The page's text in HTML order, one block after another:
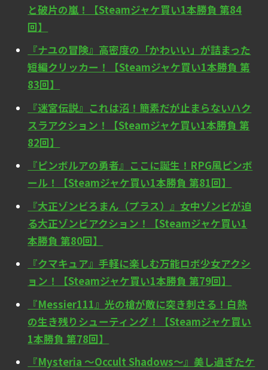
と破片の嵐！【Steamジャケ買い1本勝負 第84
回】
『ナユの冒険』高密度の「かわいい」が詰まった
短編クリッカー！【Steamジャケ買い1本勝負 第
83回】
『迷宮伝説』これは沼！簡素だが止まらないハク
スラアクション！【Steamジャケ買い1本勝負 第
82回】
『ピンボルアの勇者』ここに誕生！RPG風ピンボ
ール！【Steamジャケ買い1本勝負 第81回】
『大正ゾンビろまん（プラス）』女中ゾンビが迫
る大正ゾンビアクション！【Steamジャケ買い1
本勝負 第80回】
『クマキュア』手軽に楽しむ万能ロボ少女アクシ
ョン！【Steamジャケ買い1本勝負 第79回】
『Messier111』光の槍が敵に突き刺さる！白熱
の生き残りシューティング！【Steamジャケ買い
1本勝負 第78回】
『Mysteria ～Occult Shadows～』美し過ぎたケ